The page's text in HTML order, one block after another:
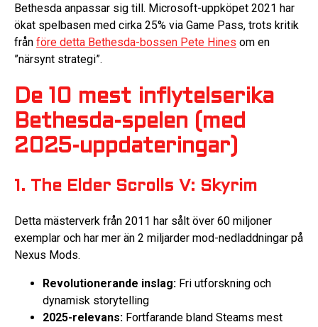
Bethesda anpassar sig till. Microsoft-uppköpet 2021 har
ökat spelbasen med cirka 25% via Game Pass, trots kritik
från före detta Bethesda-bossen Pete Hines om en
”närsynt strategi”.
De 10 mest inflytelserika
Bethesda-spelen (med
2025-uppdateringar)
1. The Elder Scrolls V: Skyrim
Detta mästerverk från 2011 har sålt över 60 miljoner
exemplar och har mer än 2 miljarder mod-nedladdningar på
Nexus Mods.
Revolutionerande inslag: Fri utforskning och
dynamisk storytelling
2025-relevans: Fortfarande bland Steams mest